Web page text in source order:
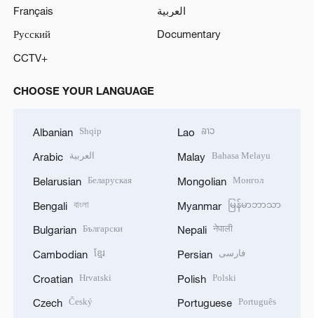
Français
العربية
Русский
Documentary
CCTV+
CHOOSE YOUR LANGUAGE
Albanian Shqip
Arabic العربية
Belarusian Беларуская
Bengali বাংলা
Bulgarian Български
Cambodian ខ្មែរ
Croatian Hrvatski
Czech Český
Lao ລາວ
Malay Bahasa Melayu
Mongolian Монгол
Myanmar မြန်မာဘာသာ
Nepali नेपाली
Persian فارسی
Polish Polski
Portuguese Português